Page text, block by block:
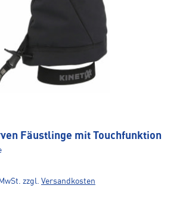
Fäustlinge mit Touchfunktion
zzgl. Versandkosten